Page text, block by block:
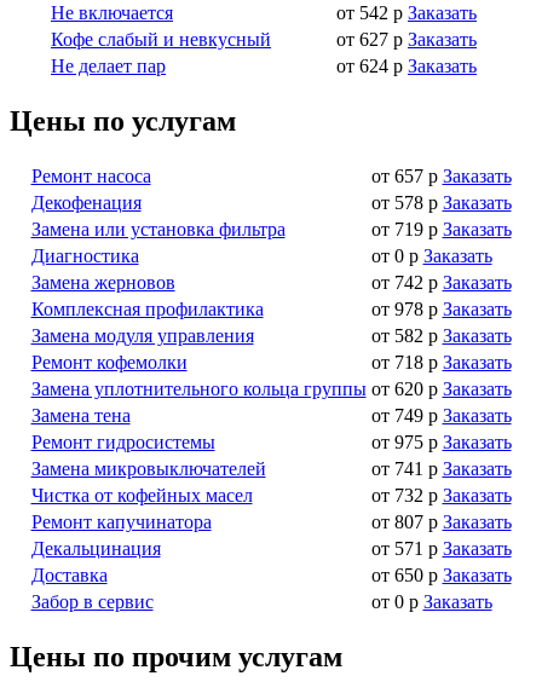
Не включается
от 542 р Заказать
Кофе слабый и невкусный
от 627 р Заказать
Не делает пар
от 624 р Заказать
Цены по услугам
Ремонт насоса от 657 р Заказать
Декофенация
от 578 р Заказать
Замена или установка фильтра
от 719 р Заказать
Диагностика
от 0 р Заказать
Замена жерновов
от 742 р Заказать
Комплексная профилактика
от 978 р Заказать
Замена модуля управления
от 582 р Заказать
Ремонт кофемолки
от 718 р Заказать
Замена уплотнительного кольца группы от 620 р Заказать
Замена тена
от 749 р Заказать
Ремонт гидросистемы
от 975 р Заказать
Замена микровыключателей
от 741 р Заказать
Чистка от кофейных масел
от 732 р Заказать
Ремонт капучинатора
от 807 р Заказать
Декальцинация
от 571 р Заказать
Доставка
от 650 р Заказать
Забор в сервис
от 0 р Заказать
Цены по прочим услугам